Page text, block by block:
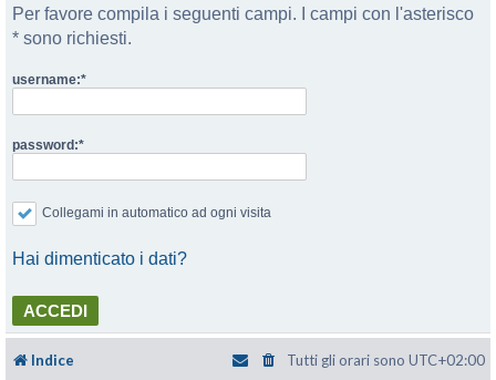
Per favore compila i seguenti campi. I campi con l'asterisco
* sono richiesti.
username:
password:
Collegami in automatico ad ogni visita
Hai dimenticato i dati?
Indice Tutti gli orari sono UTC+02:00